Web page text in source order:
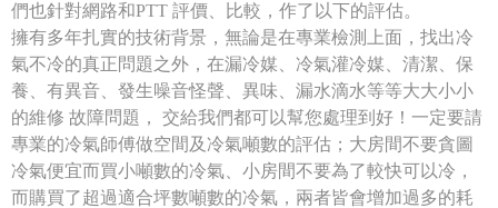
們也針對網路和PTT 評價、比較，作了以下的評估。
擁有多年扎實的技術背景，無論是在專業檢測上面，找出冷
氣不冷的真正問題之外，在漏冷媒、冷氣灌冷媒、清潔、保
養、有異音、發生噪音怪聲、異味、漏水滴水等等大大小小
的維修 故障問題， 交給我們都可以幫您處理到好！一定要請
專業的冷氣師傅做空間及冷氣噸數的評估；大房間不要貪圖
冷氣便宜而買小噸數的冷氣、小房間不要為了較快可以冷，
而購買了超過適合坪數噸數的冷氣，兩者皆會增加過多的耗